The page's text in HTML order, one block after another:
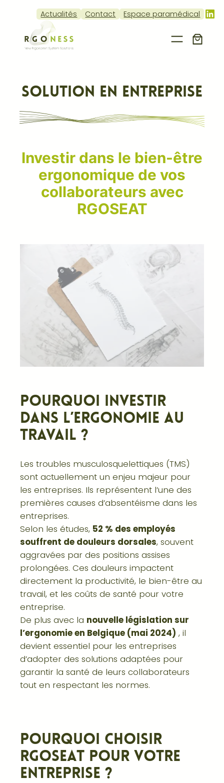
Actualités Contact Espace paramédical
Solution en entreprise
Investir dans le bien-être
ergonomique de vos
collaborateurs avec
RGOSEAT
Pourquoi investir
dans l’ergonomie au
travail ?
Les troubles musculosquelettiques (TMS)
sont actuellement un enjeu majeur pour
les entreprises. Ils représentent l’une des
premières causes d’absentéisme dans les
entreprises.
Selon les études, 52 % des employés
souffrent de douleurs dorsales, souvent
aggravées par des positions assises
prolongées. Ces douleurs impactent
directement la productivité, le bien-être au
travail, et les coûts de santé pour votre
entreprise.
De plus avec la nouvelle législation sur
l’ergonomie en Belgique (mai 2024) , il
devient essentiel pour les entreprises
d’adopter des solutions adaptées pour
garantir la santé de leurs collaborateurs
tout en respectant les normes.
Pourquoi choisir
RGOSEAT pour votre
entreprise ?